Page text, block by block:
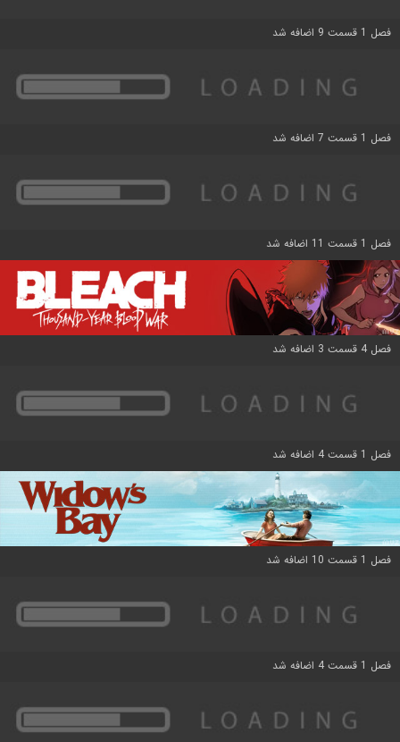
فصل 1 قسمت 9 اضافه شد
فصل 1 قسمت 7 اضافه شد
فصل 1 قسمت 11 اضافه شد
فصل 4 قسمت 3 اضافه شد
فصل 1 قسمت 4 اضافه شد
فصل 1 قسمت 10 اضافه شد
فصل 1 قسمت 4 اضافه شد